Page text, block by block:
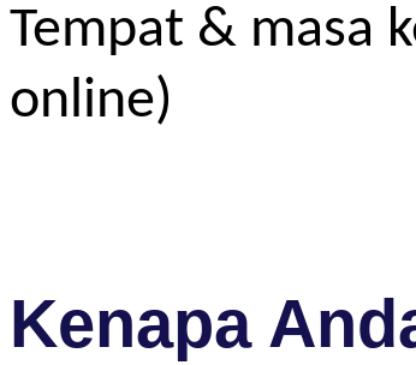
Tempat & masa
online)
Kenapa